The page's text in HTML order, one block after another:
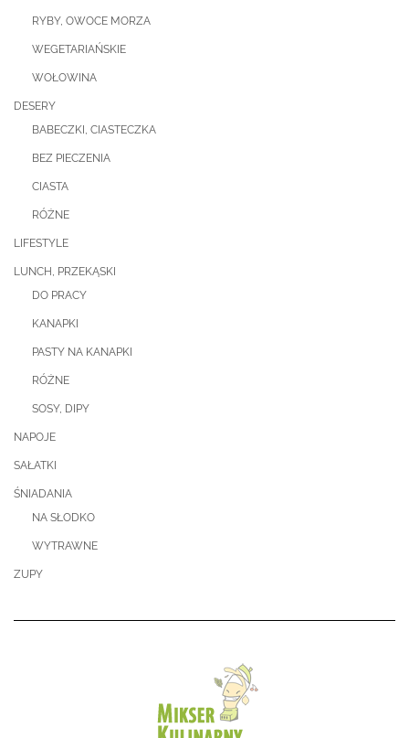
RYBY, OWOCE MORZA
WEGETARIAŃSKIE
WOŁOWINA
DESERY
BABECZKI, CIASTECZKA
BEZ PIECZENIA
CIASTA
RÓŻNE
LIFESTYLE
LUNCH, PRZEKĄSKI
DO PRACY
KANAPKI
PASTY NA KANAPKI
RÓŻNE
SOSY, DIPY
NAPOJE
SAŁATKI
ŚNIADANIA
NA SŁODKO
WYTRAWNE
ZUPY